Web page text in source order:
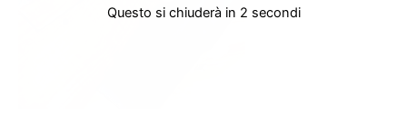
Questo si chiuderà in 2 secondi